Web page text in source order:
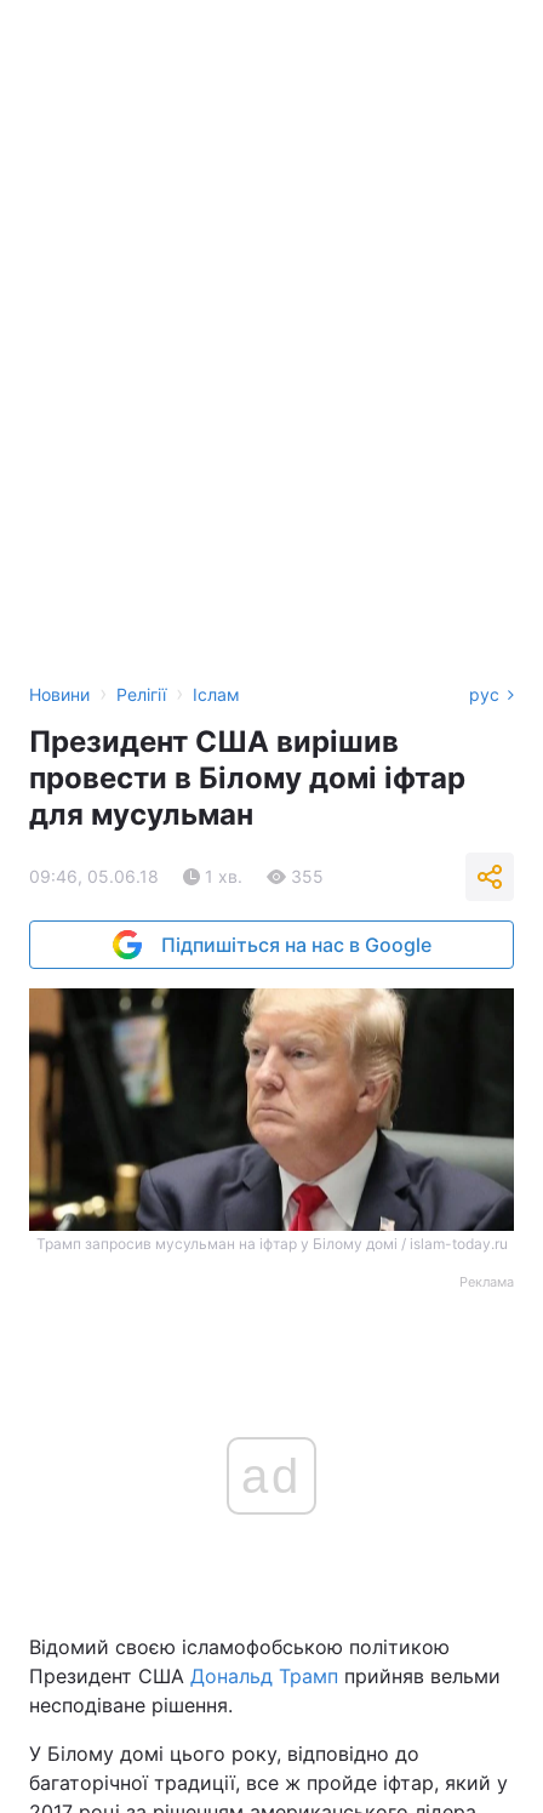
Новини › Релігії › Іслам рус
Президент США вирішив
провести в Білому домі іфтар
для мусульман
09:46, 05.06.18 1 хв. 355
Підпишіться на нас в Google
Трамп запросив мусульман на іфтар у Білому домі / islam-today.ru
Реклама
ad
Відомий своєю ісламофобською політикою
Президент США Дональд Трамп прийняв вельми
несподіване рішення.
У Білому домі цього року, відповідно до
багаторічної традиції, все ж пройде іфтар, який у